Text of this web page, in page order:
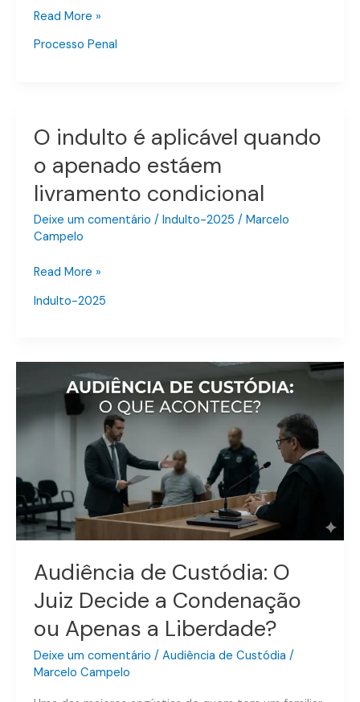
mas
MP
Read More »
Processo Penal
O indulto é aplicável quando
o apenado estáem
livramento condicional
Deixe um comentário / Indulto-2025 / Marcelo
Campelo
O
é
aplicável
o
apenado
estáem
condicional
Read More »
Indulto-2025
Audiência de Custódia: O
Juiz Decide a Condenação
ou Apenas a Liberdade?
Deixe um comentário / Audiência de Custódia /
Marcelo Campelo
Custódia:
O
a
Condenação
ou
Apenas
Liberdade?